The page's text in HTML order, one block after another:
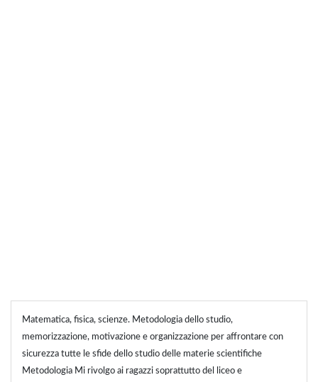
Matematica, fisica, scienze. Metodologia dello studio,
memorizzazione, motivazione e organizzazione per affrontare con
sicurezza tutte le sfide dello studio delle materie scientifiche
Metodologia Mi rivolgo ai ragazzi soprattutto del liceo e